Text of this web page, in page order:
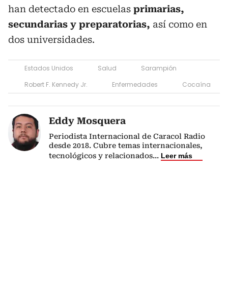
han detectado en escuelas primarias,
secundarias y preparatorias, así como en
dos universidades.
Estados Unidos Salud
Sarampión
Robert F. Kennedy Jr.
Enfermedades Cocaína
Eddy Mosquera
Periodista Internacional de Caracol Radio
desde 2018. Cubre temas internacionales,
tecnológicos y relacionados... Leer más